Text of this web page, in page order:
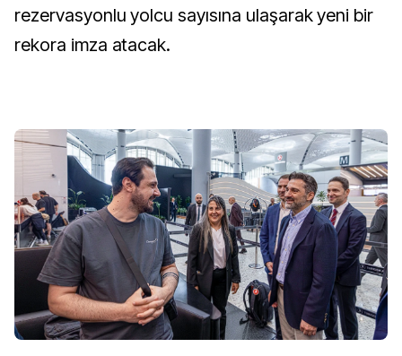
rezervasyonlu yolcu sayısına ulaşarak yeni bir
rekora imza atacak.